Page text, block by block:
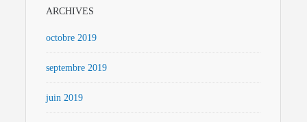
ARCHIVES
octobre 2019
septembre 2019
juin 2019